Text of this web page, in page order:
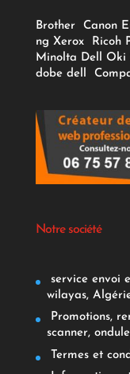
Brother Canon
ng Xerox Ricoh
Minolta Dell Oki
dobe dell
Notre société
service envoi
wilayas,
Promotions,
scanner,
Termes et